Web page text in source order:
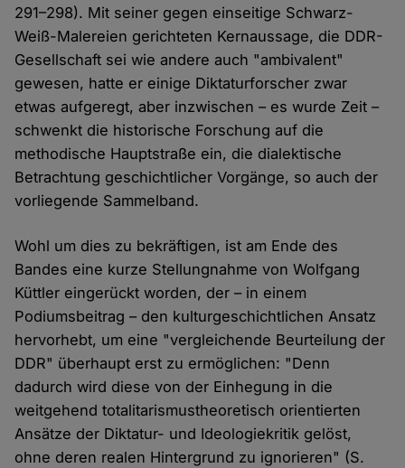
291–298). Mit seiner gegen einseitige Schwarz-
Weiß-Malereien gerichteten Kernaussage, die DDR-
Gesellschaft sei wie andere auch "ambivalent"
gewesen, hatte er einige Diktaturforscher zwar
etwas aufgeregt, aber inzwischen – es wurde Zeit –
schwenkt die historische Forschung auf die
methodische Hauptstraße ein, die dialektische
Betrachtung geschichtlicher Vorgänge, so auch der
vorliegende Sammelband.
Wohl um dies zu bekräftigen, ist am Ende des
Bandes eine kurze Stellungnahme von Wolfgang
Küttler eingerückt worden, der – in einem
Podiumsbeitrag – den kulturgeschichtlichen Ansatz
hervorhebt, um eine "vergleichende Beurteilung der
DDR" überhaupt erst zu ermöglichen: "Denn
dadurch wird diese von der Einhegung in die
weitgehend totalitarismustheoretisch orientierten
Ansätze der Diktatur- und Ideologiekritik gelöst,
ohne deren realen Hintergrund zu ignorieren" (S.